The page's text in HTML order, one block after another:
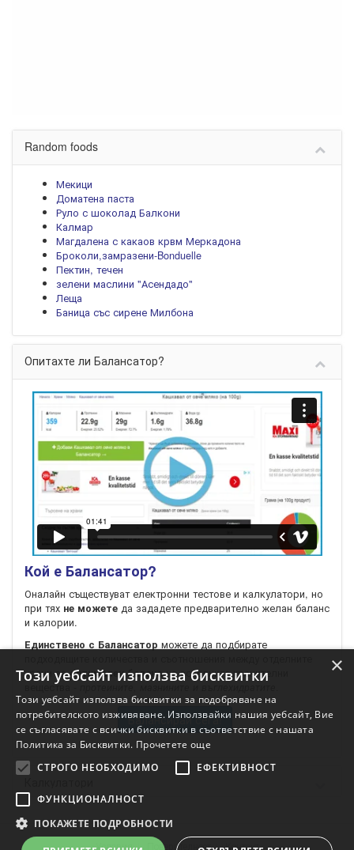
Random foods
Мекици
Доматена паста
Руло с шоколад Балкони
Калмар
Магдалена с какаов крвм Меркадона
Броколи,замразени-Bonduelle
Пектин, течен
зелени маслини "Асендадо"
Леща
Баница със сирене Милбона
Опитахте ли Балансатор?
Кой е Балансатор?
Оналайн съществуват електронни тестове и калкулатори, но
при тях не можете да зададете предварително желан баланс
и калории.
Единствено с Балансатор можете да подбирате
храни заоптимален балансна oсновните хранителни
вещества -
Балансирай сега!
Условия Поверителност Контакт
×
Този уебсайт използва бисквитки
Този уебсайт използва бисквитки за подобряване на
потребителското изживяване. Използвайки нашия уебсайт, Вие
се съгласявате с всички бисквитки в съответствие с нашата
Политика за Бисквитки. Прочетете още
СТРОГО НЕОБХОДИМО
ЕФЕКТИВНОСТ
ФУНКЦИОНАЛНОСТ
ПОКАЖЕТЕ ПОДРОБНОСТИ